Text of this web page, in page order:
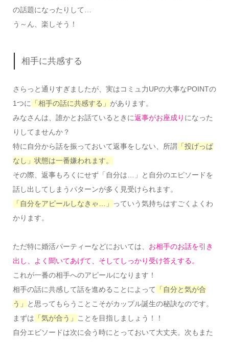
の話題になったりして…
う～ん、楽しそう！
相手に共感する
さらっと通りすぎましたが、実はコミュ力UPの大事なPOINTの
1つに
「相手の話に共感する」 があります。
みなさんは、誰かとお話ているときに返事がお座成り になった
りしてませんか？
特に自分から話を振っておいて返事をしない、所謂 「投げっぱ
なし」状態は一番嫌われます。
その際、返事もろくにせず「自分は…」と自分のエピソードを
話し出してしまうパターンが多く見受けられます。
「自分をアピールしなきゃ…」
っていう気持ちはすごくよくわ
かります。
ただ特に婚活パーティーなどにおいては、 お相手のお話を引き
出し、よく聞いてあげて、そしてしっかり受け答えする。
これが一番の相手へのアピールになります！
相手の話に共感して話を進めることによって
「自分と気が合
う」
と思ってもらうことこそがカップル誕生の秘訣なのです。
まずは 「気が合う」
ことを目指しましょう！！
自分エピソードは次に会う時にとっておいて大丈夫。次もまた